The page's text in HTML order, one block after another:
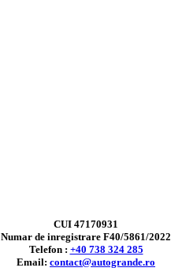
CUI 47170931
Numar de inregistrare F40/5861/2022
Telefon : +40 738 324 285
Email: contact@autogrande.ro